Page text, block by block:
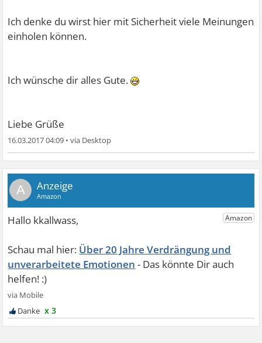
Ich denke du wirst hier mit Sicherheit viele Meinungen
einholen können.
Ich wünsche dir alles Gute.
Liebe Grüße
16.03.2017 04:09 •
A
Über 20 Jahre Verdrängung und
unverarbeitete Emotionen
x 3